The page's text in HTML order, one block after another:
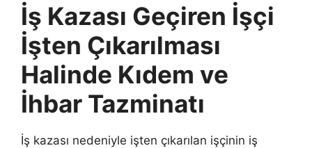
İş Kazası Geçiren İşçi
İşten Çıkarılması
Halinde Kıdem ve
İhbar Tazminatı
İş kazası nedeniyle işten çıkarılan işçinin iş